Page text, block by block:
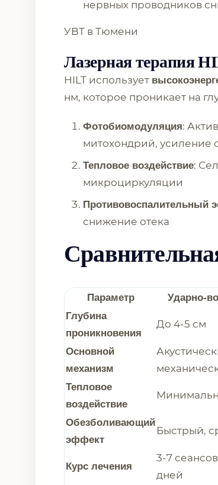
нервных проводников
УВТ в Тюмени
Лазерная терапия
HILT использует
нм, которое проникает на
Фотобиомодуляция:
митохондрий, усиление
Тепловое воздействие:
микроциркуляции
Противовоспалительный
снижение отека
Параметр Ударно-
Глубина
проникновения
До 4-5 см
Основной
механизм
Тепловое
воздействие
Обезболивающий
эффект
Быстрый,
Курс лечения
3-7
дней